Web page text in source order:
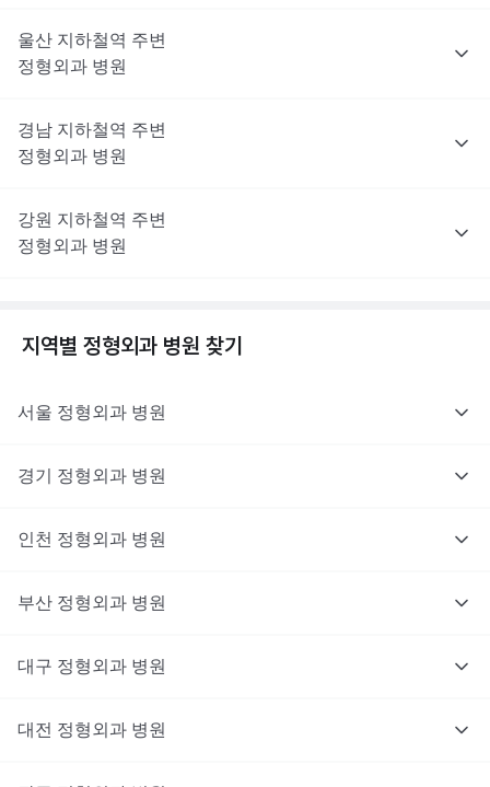
울산 지하철역 주변
정형외과 병원
경남 지하철역 주변
정형외과 병원
강원 지하철역 주변
정형외과 병원
지역별 정형외과 병원 찾기
서울 정형외과 병원
경기 정형외과 병원
인천 정형외과 병원
부산 정형외과 병원
대구 정형외과 병원
대전 정형외과 병원